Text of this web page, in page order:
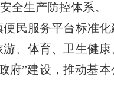
全生产防控体系。
民服务平台标准
、体育、卫生健康
府”建设，推动基